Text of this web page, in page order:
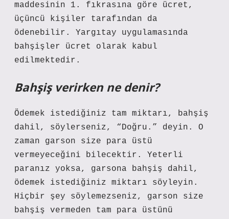
maddesinin 1. fıkrasına göre ücret,
üçüncü kişiler tarafından da
ödenebilir. Yargıtay uygulamasında
bahşişler ücret olarak kabul
edilmektedir.
Bahşiş verirken ne denir?
Ödemek istediğiniz tam miktarı, bahşiş
dahil, söylerseniz, “Doğru.” deyin. O
zaman garson size para üstü
vermeyeceğini bilecektir. Yeterli
paranız yoksa, garsona bahşiş dahil,
ödemek istediğiniz miktarı söyleyin.
Hiçbir şey söylemezseniz, garson size
bahşiş vermeden tam para üstünü